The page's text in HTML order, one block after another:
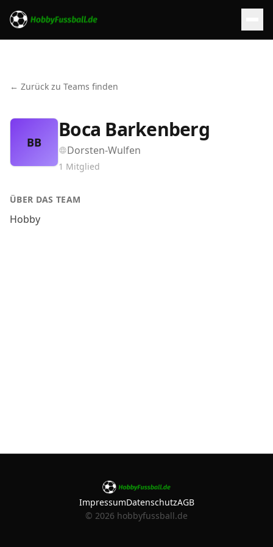
← Zurück zu Teams finden
BB
Boca Barkenberg
Dorsten-Wulfen
1 Mitglied
ÜBER DAS TEAM
Hobby
ImpressumDatenschutzAGB
© 2026 hobbyfussball.de